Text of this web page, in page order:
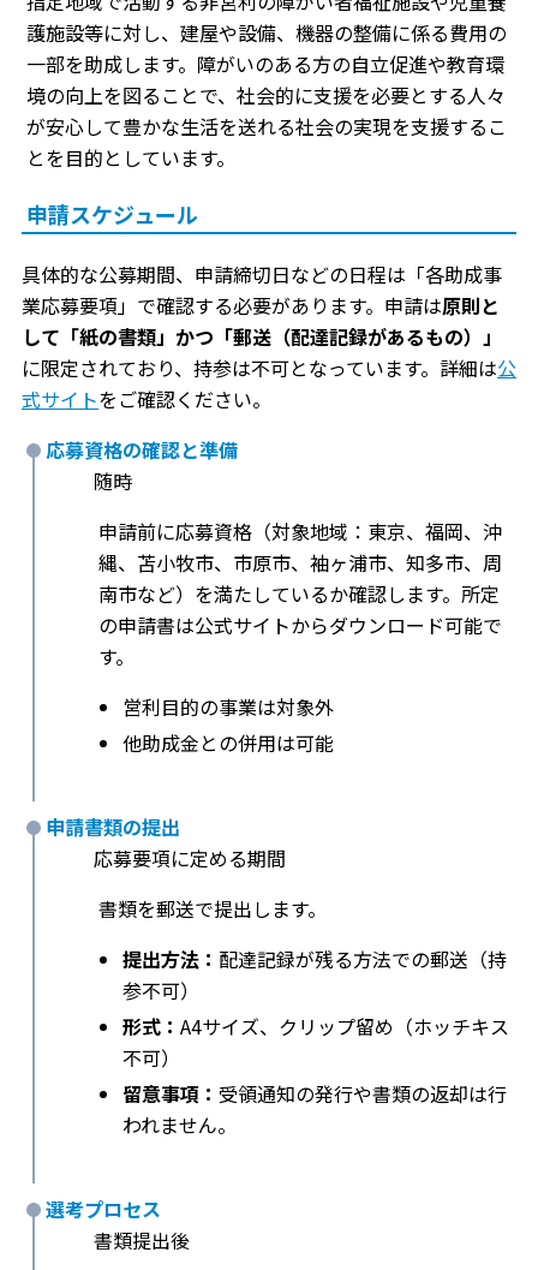
護施設等に対し、建屋や設備、機器の整備に係る費用の
一部を助成します。障がいのある方の自立促進や教育環
境の向上を図ることで、社会的に支援を必要とする人々
が安心して豊かな生活を送れる社会の実現を支援するこ
とを目的としています。
申請スケジュール
具体的な公募期間、申請締切日などの日程は「各助成事
業応募要項」で確認する必要があります。申請は原則と
して「紙の書類」かつ「郵送（配達記録があるもの）」
に限定されており、持参は不可となっています。詳細は公
式サイトをご確認ください。
応募資格の確認と準備
随時
申請前に応募資格（対象地域：東京、福岡、沖
縄、苫小牧市、市原市、袖ヶ浦市、知多市、周
南市など）を満たしているか確認します。所定
の申請書は公式サイトからダウンロード可能で
す。
営利目的の事業は対象外
他助成金との併用は可能
申請書類の提出
応募要項に定める期間
書類を郵送で提出します。
提出方法： 配達記録が残る方法での郵送（持
参不可）
形式： A4サイズ、クリップ留め（ホッチキス
不可）
留意事項： 受領通知の発行や書類の返却は行
われません。
選考プロセス
書類提出後